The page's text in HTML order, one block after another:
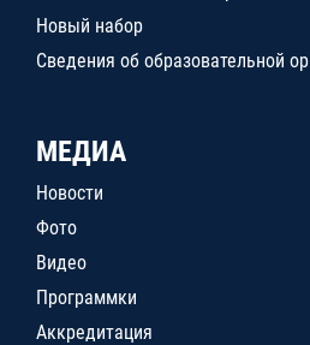
Новый набор
Сведения об образовательной
МЕДИА
Новости
Фото
Видео
Программки
Аккредитация